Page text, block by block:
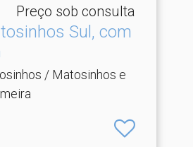
Preço sob consulta
Sul, com
/ Matosinhos e